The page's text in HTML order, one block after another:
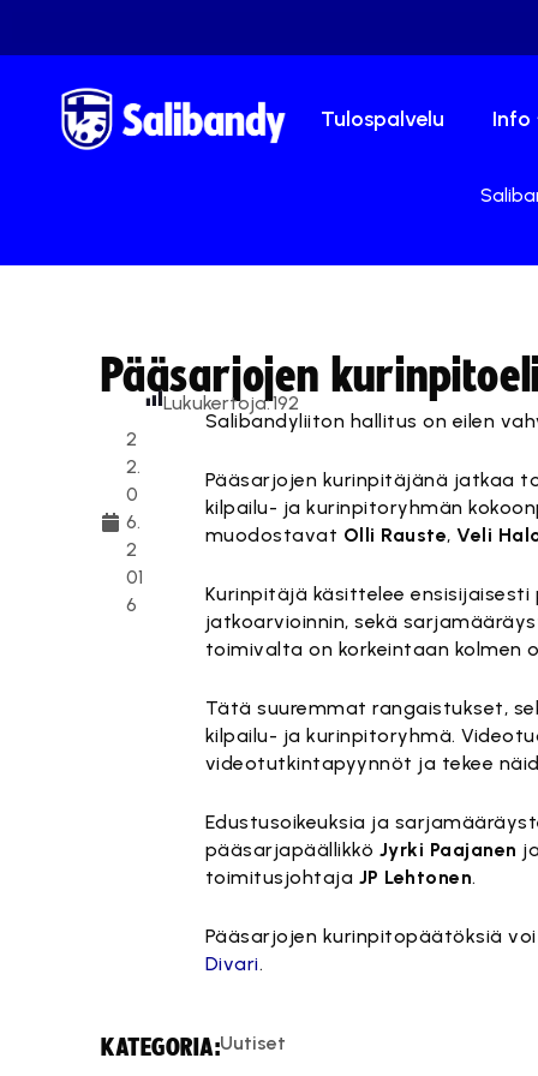
Tulospalvelu Info
Pääsarjojen
2
2.
0
6.
2
01
6
Lukukertoja:192
Salibandyliiton hallitus on eilen
Pääsarjojen kurinpitäjänä jatkaa
kilpailu- ja kurinpitoryhmän
muodostavat Olli Rauste,Veli
Kurinpitäjä käsittelee
jatkoarvioinnin, sekä
toimivalta on korkeintaan kolmen
Tätä suuremmat rangaistukset,
kilpailu- ja kurinpitoryhmä.
videotutkintapyynnöt ja tekee
Edustusoikeuksia ja
pääsarjapäällikkö Jyrki Paajanen
toimitusjohtaja JP Lehtonen.
Pääsarjojen kurinpitopäätöksiä
Divari.
KATEGORIA:Uutiset